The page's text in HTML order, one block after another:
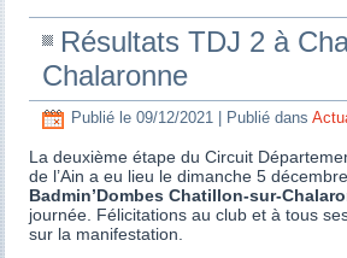
Résultats TDJ 2 à
Chalaronne
Publié le 09/12/2021 Publié dans
La deuxième étape du Circuit
de l’Ain a eu lieu le dimanche 5
Badmin’Dombes Chatillon-sur-
journée. Félicitations au club et à tous
sur la manifestation.